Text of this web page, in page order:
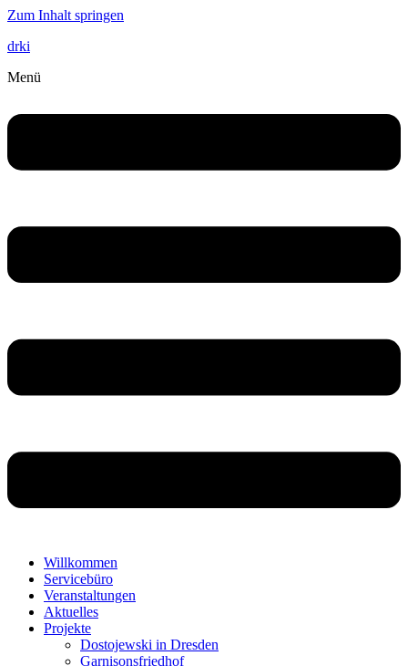
Zum Inhalt springen
drki
Menü
Willkommen
Servicebüro
Veranstaltungen
Aktuelles
Projekte
Dostojewski in Dresden
Garnisonsfriedhof